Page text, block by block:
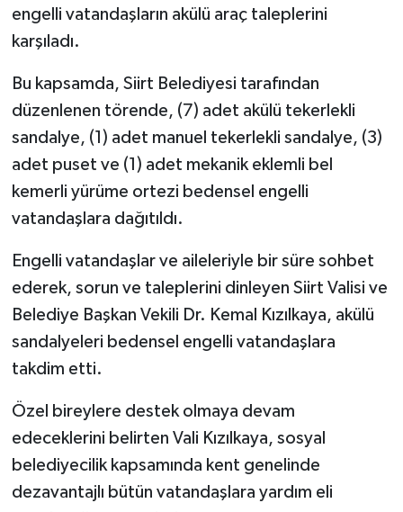
engelli vatandaşların akülü araç taleplerini
karşıladı.
Bu kapsamda, Siirt Belediyesi tarafından
düzenlenen törende, (7) adet akülü tekerlekli
sandalye, (1) adet manuel tekerlekli sandalye, (3)
adet puset ve (1) adet mekanik eklemli bel
kemerli yürüme ortezi bedensel engelli
vatandaşlara dağıtıldı.
Engelli vatandaşlar ve aileleriyle bir süre sohbet
ederek, sorun ve taleplerini dinleyen Siirt Valisi ve
Belediye Başkan Vekili Dr. Kemal Kızılkaya, akülü
sandalyeleri bedensel engelli vatandaşlara
takdim etti.
Özel bireylere destek olmaya devam
edeceklerini belirten Vali Kızılkaya, sosyal
belediyecilik kapsamında kent genelinde
dezavantajlı bütün vatandaşlara yardım eli